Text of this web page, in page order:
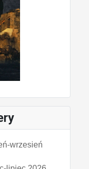
wrzesień